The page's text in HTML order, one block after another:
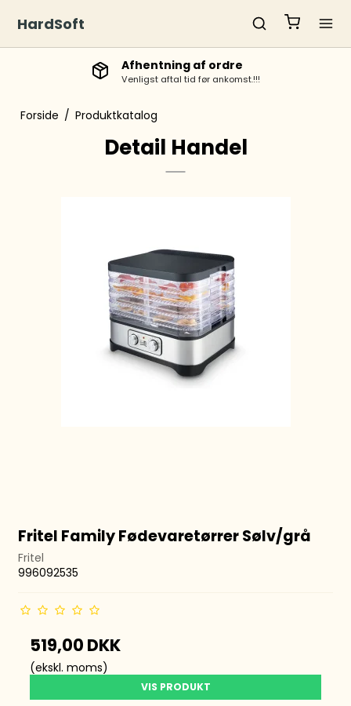
HardSoft
Afhentning af ordre
Venligst aftal tid før ankomst.!!!
Forside / Produktkatalog
Detail Handel
Fritel Family Fødevaretørrer Sølv/grå
Fritel
996092535
519,00 DKK
(ekskl. moms)
VIS PRODUKT